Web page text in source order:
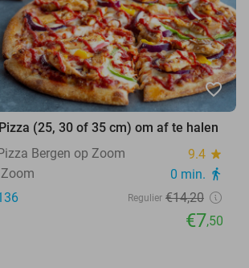
favorite_border
(25, 30 of 35 cm) om af te halen
Bergen op Zoom
9.4 star
0 min. directions_walk
Regulier €14,20
€7,50